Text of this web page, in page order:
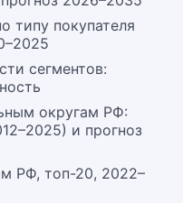
типу покупателя
сегментов:
округам РФ:
и прогноз
РФ, топ-20, 2022–